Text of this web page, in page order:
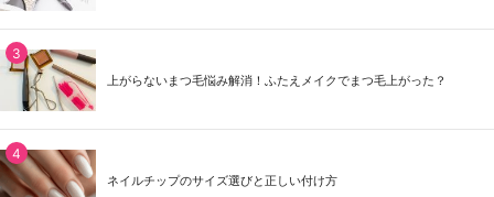
上がらないまつ毛悩み解消！ふたえメイクでまつ毛上がった？
ネイルチップのサイズ選びと正しい付け方